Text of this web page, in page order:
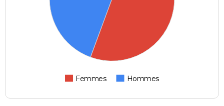
Femmes Hommes